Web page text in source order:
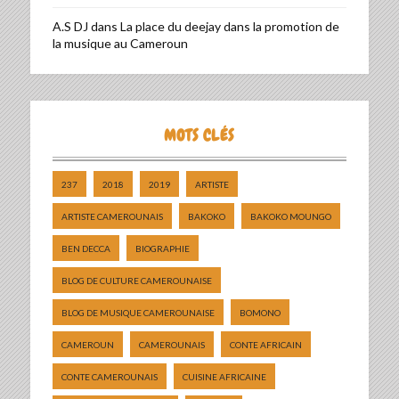
A.S DJ dans La place du deejay dans la promotion de
la musique au Cameroun
MOTS CLÉS
237 2018 2019 ARTISTE
ARTISTE CAMEROUNAIS BAKOKO BAKOKO MOUNGO
BEN DECCA BIOGRAPHIE
BLOG DE CULTURE CAMEROUNAISE
BLOG DE MUSIQUE CAMEROUNAISE BOMONO
CAMEROUN CAMEROUNAIS CONTE AFRICAIN
CONTE CAMEROUNAIS CUISINE AFRICAINE